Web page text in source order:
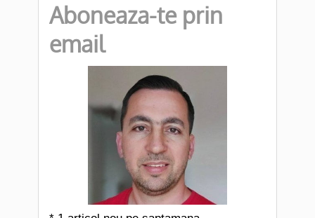
Aboneaza-te prin
email